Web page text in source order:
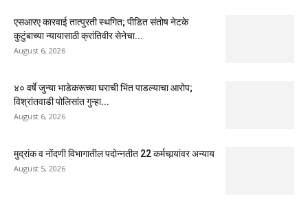
एसआरए कारवाई तात्पुरती स्थगित; पीडित संतोष नेटके
कुटुंबाच्या न्यायासाठी क्रांतिवीर सेनेचा...
August 6, 2026
४० वर्षे जुन्या भाडेकरूच्या घराची भिंत पाडल्याचा आरोप;
विश्रांतवाडी पोलिसांत गुन्हा...
August 6, 2026
मुद्रांक व नोंदणी विभागातील पदोन्नतीत 22 कर्मचार्‍यांवर अन्याय
August 5, 2026